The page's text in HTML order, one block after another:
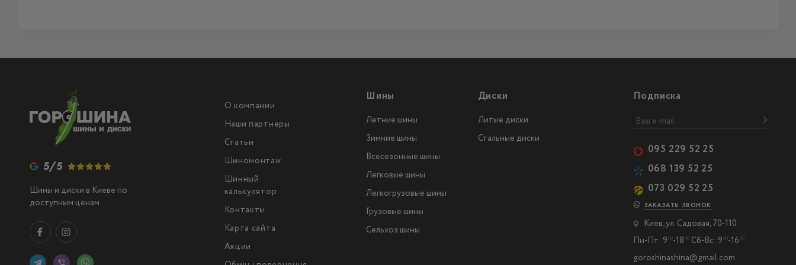
5/5
Шины и диски в Киеве по
доступным ценам
О компании
Наши партнеры
Статьи
Шиномонтаж
Шинный
калькулятор
Контакты
Карта сайта
Акции
Шины
Летние шины
Зимние шины
Всесезонные шины
Легковые шины
Легкогрузовые шины
Грузовые шины
Сельхоз шины
Диски
Литые диски
Стальные диски
Подписка
095 229 52 25
068 139 52 25
073 029 52 25
ЗАКАЗАТЬ ЗВОНОК
Киев, ул. Садовая, 70-110
Пн-Пт: 9 00-18 00Сб-Вс: 9 00-16 00
goroshinashina@gmail.com